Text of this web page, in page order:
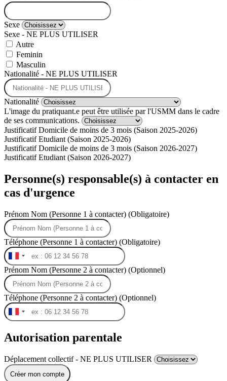
Sexe
Sexe - NE PLUS UTILISER
Autre
Feminin
Masculin
Nationalité - NE PLUS UTILISER
Nationalité
L'image du pratiquant.e peut être utilisée par l'USMM dans le cadre
de ses communications.
Justificatif Domicile de moins de 3 mois (Saison 2025-2026)
Justificatif Etudiant (Saison 2025-2026)
Justificatif Domicile de moins de 3 mois (Saison 2026-2027)
Justificatif Etudiant (Saison 2026-2027)
Personne(s) responsable(s) à contacter en
cas d'urgence
Prénom Nom (Personne 1 à contacter) (Obligatoire)
Téléphone (Personne 1 à contacter) (Obligatoire)
France
+33
Prénom Nom (Personne 2 à contacter) (Optionnel)
Téléphone (Personne 2 à contacter) (Optionnel)
France
+33
Autorisation parentale
Déplacement collectif - NE PLUS UTILISER
Créer mon compte